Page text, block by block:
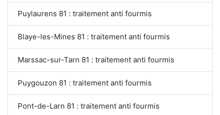
Puylaurens 81 : traitement anti fourmis
Blaye-les-Mines 81 : traitement anti fourmis
Marssac-sur-Tarn 81 : traitement anti fourmis
Puygouzon 81 : traitement anti fourmis
Pont-de-Larn 81 : traitement anti fourmis